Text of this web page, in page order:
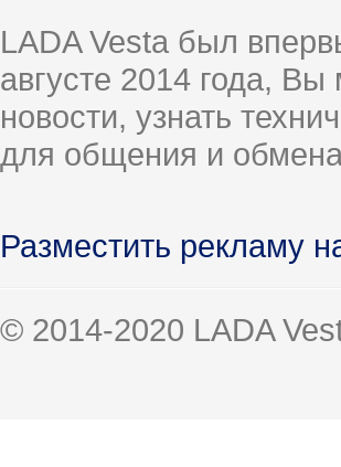
LADA Vesta был
августе 2014 года,
новости, узнать
для общения и
Разместить рекламу
© 2014-2020 LADA